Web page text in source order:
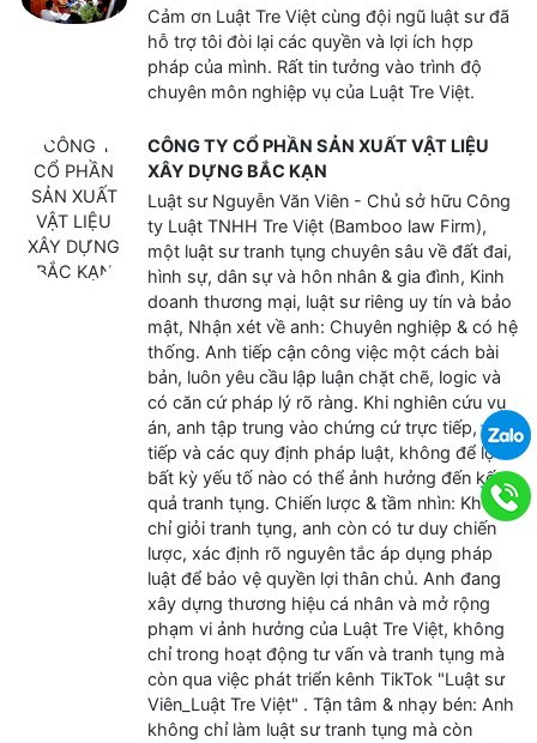
Cảm ơn Luật Tre Việt cùng đội ngũ luật sư đã
hỗ trợ tôi đòi lại các quyền và lợi ích hợp
pháp của mình. Rất tin tưởng vào trình độ
chuyên môn nghiệp vụ của Luật Tre Việt.
CÔNG TY CỔ PHẦN SẢN XUẤT VẬT LIỆU
XÂY DỰNG BẮC KẠN
Luật sư Nguyễn Văn Viên - Chủ sở hữu Công
ty Luật TNHH Tre Việt (Bamboo law Firm),
một luật sư tranh tụng chuyên sâu về đất đai,
hình sự, dân sự và hôn nhân & gia đình, Kinh
doanh thương mại, luật sư riêng uy tín và bảo
mật, Nhận xét về anh: Chuyên nghiệp & có hệ
thống. Anh tiếp cận công việc một cách bài
bản, luôn yêu cầu lập luận chặt chẽ, logic và
có căn cứ pháp lý rõ ràng. Khi nghiên cứu vụ
án, anh tập trung vào chứng cứ trực tiếp, gián
tiếp và các quy định pháp luật, không để lọt
bất kỳ yếu tố nào có thể ảnh hưởng đến kết
quả tranh tụng. Chiến lược & tầm nhìn: Không
chỉ giỏi tranh tụng, anh còn có tư duy chiến
lược, xác định rõ nguyên tắc áp dụng pháp
luật để bảo vệ quyền lợi thân chủ. Anh đang
xây dựng thương hiệu cá nhân và mở rộng
phạm vi ảnh hưởng của Luật Tre Việt, không
chỉ trong hoạt động tư vấn và tranh tụng mà
còn qua việc phát triển kênh TikTok "Luật sư
Viên_Luật Tre Việt" . Tận tâm & nhạy bén: Anh
không chỉ làm luật sư tranh tụng mà còn
.
.